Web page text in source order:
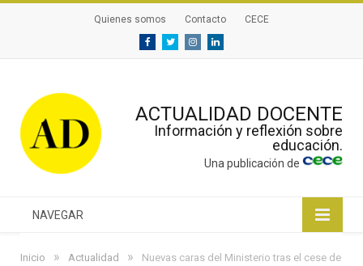
Quienes somos Contacto CECE
FacebookTwitterInstagramLinkedin
ACTUALIDAD DOCENTE
Información y reflexión sobre
educación.
Una publicación de
NAVEGAR
Inicio » Actualidad »
Nuevas caras del Ministerio tras el cese de